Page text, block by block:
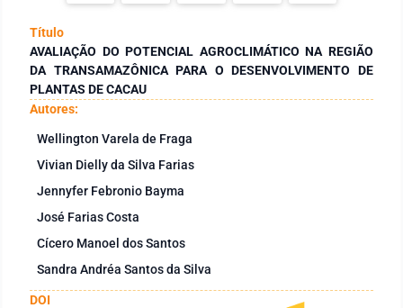
Título
AVALIAÇÃO DO POTENCIAL AGROCLIMÁTICO NA REGIÃO
DA TRANSAMAZÔNICA PARA O DESENVOLVIMENTO DE
PLANTAS DE CACAU
Autores:
Wellington Varela de Fraga
Vivian Dielly da Silva Farias
Jennyfer Febronio Bayma
José Farias Costa
Cícero Manoel dos Santos
Sandra Andréa Santos da Silva
DOI